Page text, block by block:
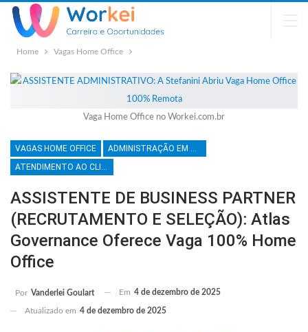
Home Vagas Home Office
Vaga Home Office no Workei.com.br
VAGAS HOME OFFICE
ADMINISTRAÇÃO EM GERAL
ATENDIMENTO AO CLIENTE
ASSISTENTE DE BUSINESS PARTNER
(RECRUTAMENTO E SELEÇÃO): Atlas
Governance Oferece Vaga 100% Home
Office
Por Vanderlei Goulart Em 4 de dezembro de 2025
Atualizado em 4 de dezembro de 2025